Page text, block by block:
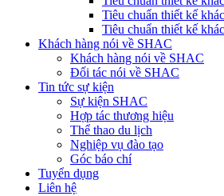
Tiêu chuẩn thiết kế
Tiêu chuẩn thiết kế
Khách hàng nói về SHAC
Khách hàng nói về SHAC
Đối tác nói về SHAC
Tin tức sự kiện
Sự kiện SHAC
Hợp tác thương hiệu
Thể thao du lịch
Nghiệp vụ đào tạo
Góc báo chí
Tuyển dụng
Liên hệ